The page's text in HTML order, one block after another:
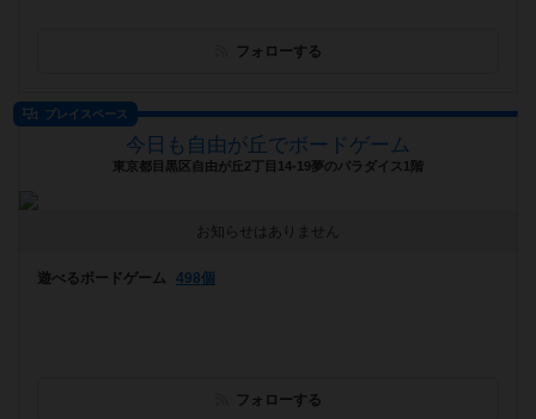
フォローする
プレイスペース
今日も自由が丘でボードゲーム
東京都目黒区自由が丘2丁目14-19夢のパラダイス1階
お知らせはありません
遊べるボードゲーム 498個
フォローする